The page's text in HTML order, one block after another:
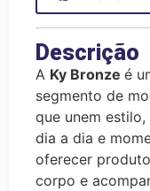
Descrição
A Ky Bronze é
segmento de
que unem
dia a dia e
oferecer
corpo e